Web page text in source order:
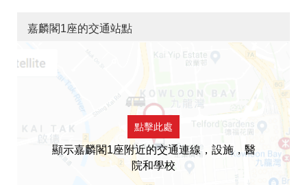
嘉麟閣1座的交通站點
點擊此處
顯示嘉麟閣1座附近的交通連線，設施，醫
院和學校